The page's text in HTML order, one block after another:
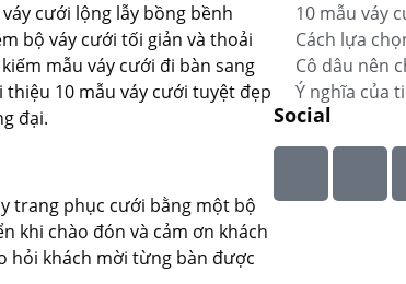
cưới lộng lẫy bồng bềnh
bộ váy cưới tối giản và thoải
mẫu váy cưới đi bàn sang
thiệu 10 mẫu váy cưới tuyệt đẹp
đại.
trang phục cưới bằng một bộ
khi chào đón và cảm ơn khách
hỏi khách mời từng bàn được
10 mẫu váy
Cách lựa
Cô dâu nên
Ý nghĩa của
Social